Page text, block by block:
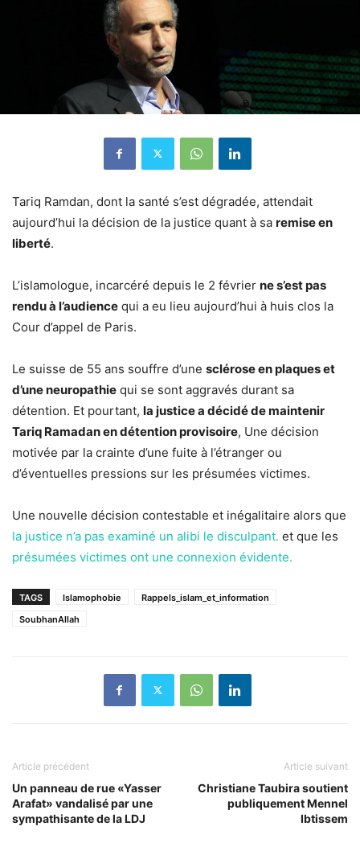
Tariq Ramdan, dont la santé s’est dégradée, attendait
aujourd’hui la décision de la justice quant à sa remise en
liberté.
L’islamologue, incarcéré depuis le 2 février ne s’est pas
rendu à l’audience qui a eu lieu aujourd’hui à huis clos la
Cour d’appel de Paris.
Le suisse de 55 ans souffre d’une sclérose en plaques et
d’une neuropathie qui se sont aggravés durant sa
détention. Et pourtant, la justice a décidé de maintenir
Tariq Ramadan en détention provisoire, Une décision
motivée par la crainte d’une fuite à l’étranger ou
d’éventuelles pressions sur les présumées victimes.
Une nouvelle décision contestable et inégalitaire alors que
la justice n’a pas examiné un alibi le disculpant. et que les
présumées victimes ont une connexion évidente.
TAGS Islamophobie
Rappels_islam_et_information
SoubhanAllah
Article précédent
Un panneau de rue «Yasser
Arafat» vandalisé par une
sympathisante de la LDJ
Article suivant
Christiane Taubira soutient
publiquement Mennel
Ibtissem